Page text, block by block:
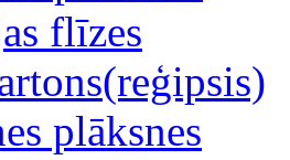
flīzes
plāksnes